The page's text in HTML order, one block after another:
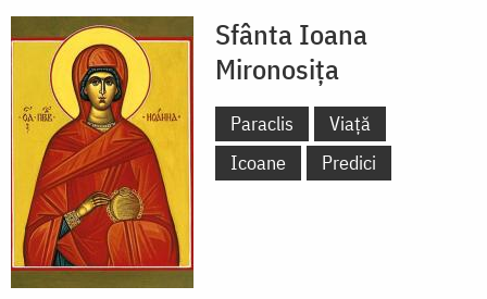
Sfânta Ioana
Mironosița
Paraclis
Viață
Icoane
Predici